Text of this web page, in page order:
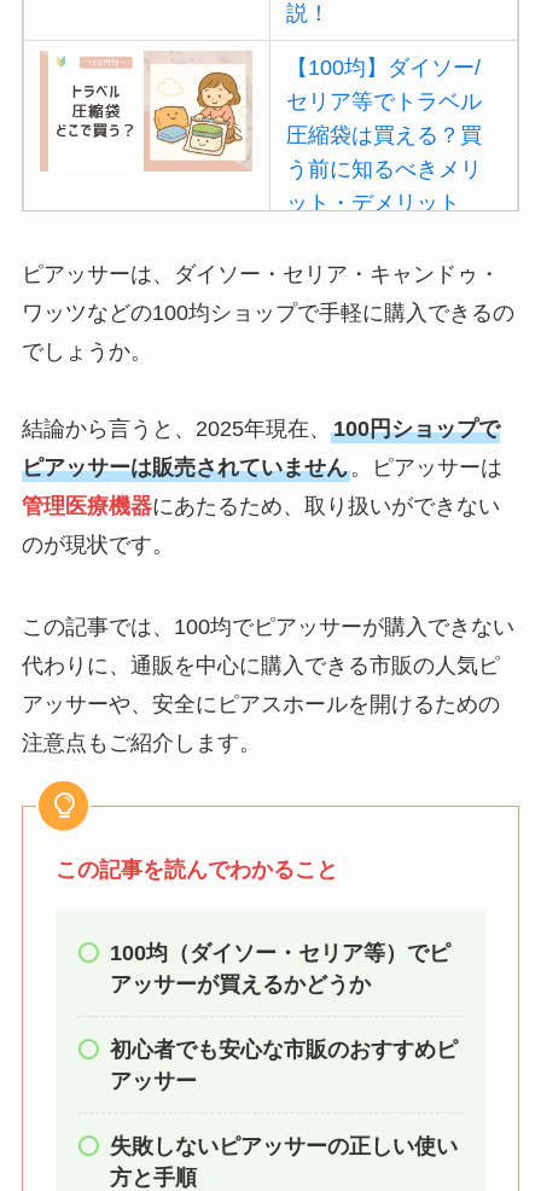
説！
【100均】ダイソー/
セリア等でトラベル
圧縮袋は買える？買
う前に知るべきメリ
ット・デメリット
【100均】ダイソー/
セリア等でポイズン
を解説！
【100均】ダイソー/
セリア等でフロアラ
を徹底ガイド！
【100均】ダイソー/
セリア等でハンディ
選び方ガイド！
【100均】ダイソー/
方とおすすめも紹
介！
【100均】ダイソー/
ミルは買える？手
動・電動・ワンハン
ピアッサーは、ダイソー・セリア・キャンドゥ・
ワッツなどの100均ショップで手軽に購入できるの
でしょうか。
結論から言うと、2025年現在、 100円ショップで
ピアッサーは販売されていません。ピアッサーは
管理医療機器にあたるため、取り扱いができない
のが現状です。
この記事では、100均でピアッサーが購入できない
代わりに、通販を中心に購入できる市販の人気ピ
アッサーや、安全にピアスホールを開けるための
注意点もご紹介します。
この記事を読んでわかること
100均（ダイソー・セリア等）でピ
アッサーが買えるかどうか
初心者でも安心な市販のおすすめピ
アッサー
失敗しないピアッサーの正しい使い
方と手順